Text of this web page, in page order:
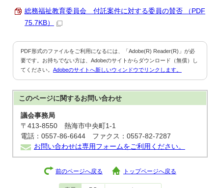
総務福祉教育委員会 付託案件に対する委員の賛否 （PDF
75.7KB）
PDF形式のファイルをご利用になるには、「Adobe(R) Reader(R)」が必
要です。お持ちでない方は、Adobeのサイトからダウンロード（無償）し
てください。 Adobeのサイトへ新しいウィンドウでリンクします。
このページに関するお問い合わせ
議会事務局
〒413-8550 熱海市中央町1-1
電話：0557-86-6644 ファクス：0557-82-7287
お問い合わせは専用フォームをご利用ください。
前のページへ戻る トップページへ戻る